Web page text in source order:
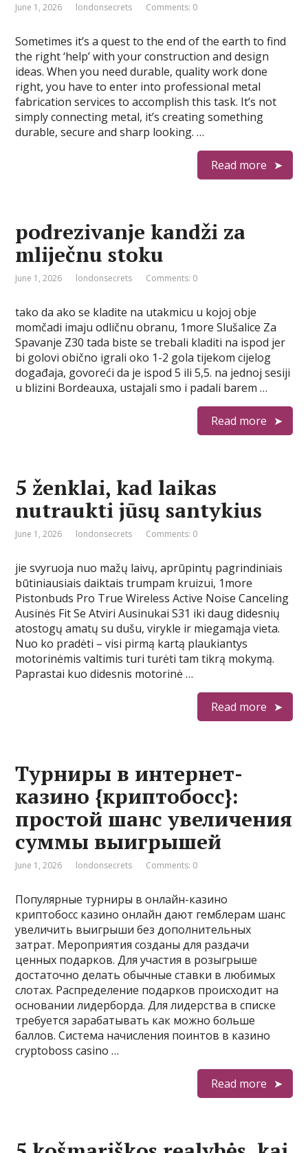
June 1, 2026 londonsecrets Comments: 0
Sometimes it’s a quest to the end of the earth to find
the right ‘help’ with your construction and design
ideas. When you need durable, quality work done
right, you have to enter into professional metal
fabrication services to accomplish this task. It’s not
simply connecting metal, it’s creating something
durable, secure and sharp looking. …
Read more
podrezivanje kandži za
mliječnu stoku
June 1, 2026 londonsecrets Comments: 0
tako da ako se kladite na utakmicu u kojoj obje
momčadi imaju odličnu obranu, 1more Slušalice Za
Spavanje Z30 tada biste se trebali kladiti na ispod jer
bi golovi obično igrali oko 1-2 gola tijekom cijelog
događaja, govoreći da je ispod 5 ili 5,5. na jednoj sesiji
u blizini Bordeauxa, ustajali smo i padali barem …
Read more
5 ženklai, kad laikas
nutraukti jūsų santykius
June 1, 2026 londonsecrets Comments: 0
jie svyruoja nuo mažų laivų, aprūpintų pagrindiniais
būtiniausiais daiktais trumpam kruizui, 1more
Pistonbuds Pro True Wireless Active Noise Canceling
Ausinės Fit Se Atviri Ausinukai S31 iki daug didesnių
atostogų amatų su dušu, virykle ir miegamąja vieta.
Nuo ko pradėti – visi pirmą kartą plaukiantys
motorinėmis valtimis turi turėti tam tikrą mokymą.
Paprastai kuo didesnis motorinė …
Read more
Турниры в интернет-
казино {криптобосс}:
простой шанс увеличения
суммы выигрышей
June 1, 2026 londonsecrets Comments: 0
Популярные турниры в онлайн-казино
криптобосс казино онлайн дают гемблерам шанс
увеличить выигрыши без дополнительных
затрат. Мероприятия созданы для раздачи
ценных подарков. Для участия в розыгрыше
достаточно делать обычные ставки в любимых
слотах. Распределение подарков происходит на
основании лидерборда. Для лидерства в списке
требуется зарабатывать как можно больше
баллов. Система начисления поинтов в казино
cryptoboss casino …
Read more